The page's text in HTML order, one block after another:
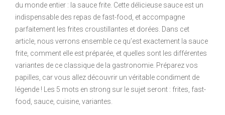
du monde entier : la sauce frite. Cette délicieuse sauce est un
indispensable des repas de fast-food, et accompagne
parfaitement les frites croustillantes et dorées. Dans cet
article, nous verrons ensemble ce qu’est exactement la sauce
frite, comment elle est préparée, et quelles sont les différentes
variantes de ce classique de la gastronomie. Préparez vos
papilles, car vous allez découvrir un véritable condiment de
légende ! Les 5 mots en strong sur le sujet seront : frites, fast-
food, sauce, cuisine, variantes.